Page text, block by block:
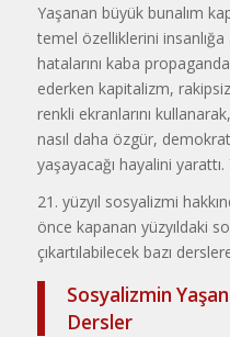
Yaşanan büyük bunalım
temel özelliklerini insanlığa
hatalarını kaba
ederken kapitalizm,
renkli ekranlarını
nasıl daha özgür,
yaşayacağı hayalini
21. yüzyıl sosyalizmi
önce kapanan yüzyıldaki
çıkartılabilecek bazı
Sosyalizmin
Dersler